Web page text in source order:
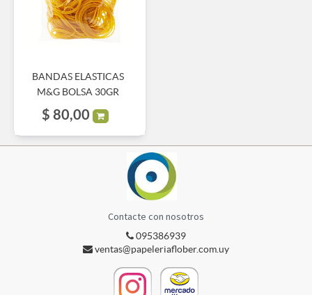
BANDAS ELASTICAS
M&G BOLSA 30GR
$ 80,00
Contacte con nosotros
095386939
ventas@papeleriaflober.com.uy